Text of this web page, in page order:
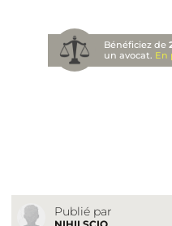
Bénéficiez de
un avocat. En
Publié par
NIHILSCIO